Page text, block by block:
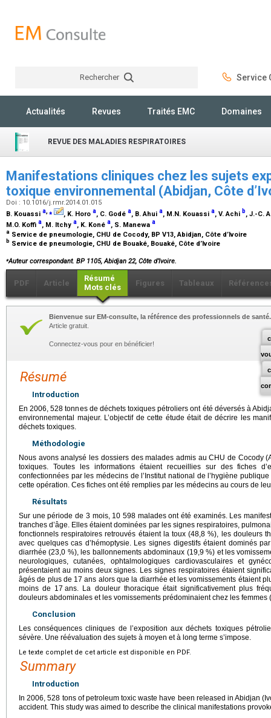
Rechercher Service
Actualités Revues Traités EMC Domaines
REVUE DES MALADIES RESPIRATOIRES
Manifestations cliniques chez les sujets
toxique environnemental (Abidjan, Côte
Doi : 10.1016/j.rmr.2014.01.015
B. Kouassi a,⁎ , K. Horo a, C. Godé a, B. Ahui a, M.N. Kouassi a, V. Achi b, J.-C.
M.O. Koffi a, M. Itchy a, K. Koné a, S. Manewa a
a Service de pneumologie, CHU de Cocody, BP V13, Abidjan, Côte d’Ivoire
b Service de pneumologie, CHU de Bouaké, Bouaké, Côte d’Ivoire
⁎Auteur correspondant. BP 1105, Abidjan 22, Côte d’Ivoire.
PDF Article
Résumé
Mots clés
Figures Tableaux
Bienvenue sur EM-consulte, la référence des professionnels de santé.
Article gratuit.
Connectez-vous pour en bénéficier!
Résumé
Introduction
En 2006, 528 tonnes de déchets toxiques pétroliers ont été déversés à
environnemental majeur. L’objectif de cette étude était de décrire les
déchets toxiques.
Méthodologie
Nous avons analysé les dossiers des malades admis au CHU de Cocody
toxiques. Toutes les informations étaient recueillies sur des fiches
confectionnées par les médecins de l’Institut national de l’hygiène
cette opération. Ces fiches ont été remplies par les médecins au cours de
Résultats
Sur une période de 3 mois, 10 598 malades ont été examinés. Les
tranches d’âge. Elles étaient dominées par les signes respiratoires,
fonctionnels respiratoires retrouvés étaient la toux (48,8 %), les douleurs
avec quelques cas d’hémoptysie. Les signes digestifs étaient dominés
diarrhée (23,0 %), les ballonnements abdominaux (19,9 %) et les
neurologiques, cutanées, ophtalmologiques cardiovasculaires et
présentaient au moins deux signes. Les signes respiratoires étaient
âgés de plus de 17 ans alors que la diarrhée et les vomissements étaient
moins de 17 ans. La douleur thoracique était significativement plus
douleurs abdominales et les vomissements prédominaient chez les femmes (
Conclusion
Les conséquences cliniques de l’exposition aux déchets toxiques
sévère. Une réévaluation des sujets à moyen et à long terme s’impose.
Le texte complet de cet article est disponible en PDF.
Summary
Introduction
In 2006, 528 tons of petroleum toxic waste have been released in Abidjan
accident. This study was aimed to describe the clinical manifestations